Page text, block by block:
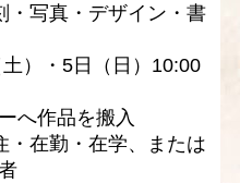
・写真・デザイン・書
）・5日（日）10:00
へ作品を搬入
・在勤・在学、または